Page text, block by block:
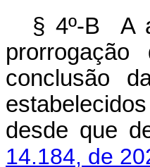
§ 4º-B A
conclusão
desde que
14.184, de